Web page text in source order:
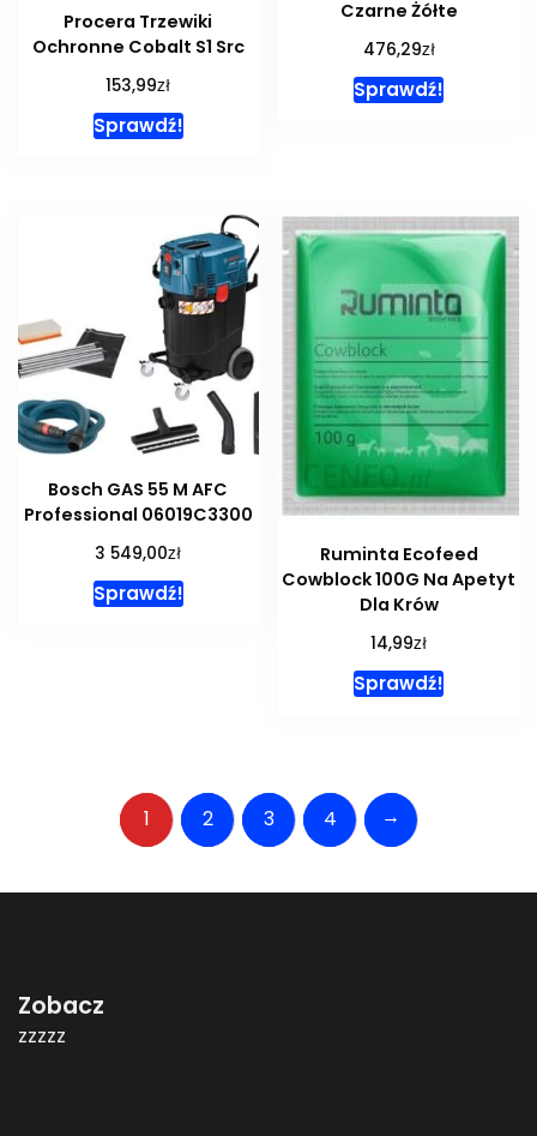
Procera Trzewiki
Ochronne Cobalt S1 Src
153,99zł
Sprawdź!
Czarne Żółte
476,29zł
Sprawdź!
Bosch GAS 55 M AFC
Professional 06019C3300
3 549,00zł
Sprawdź!
Ruminta Ecofeed
Cowblock 100G Na Apetyt
Dla Krów
14,99zł
Sprawdź!
1 2 3 4 →
Zobacz
zzzzz